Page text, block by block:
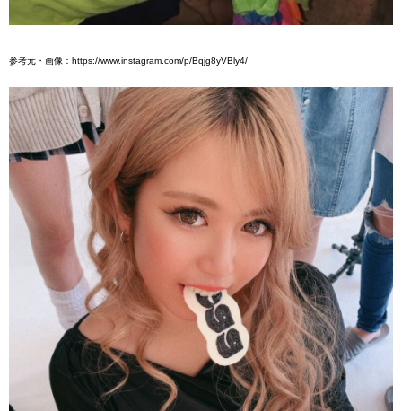
参考元・画像：https://www.instagram.com/p/Bqjg8yVBly4/